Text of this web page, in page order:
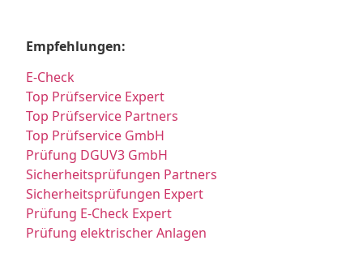
Empfehlungen:
E-Check
Top Prüfservice Expert
Top Prüfservice Partners
Top Prüfservice GmbH
Prüfung DGUV3 GmbH
Sicherheitsprüfungen Partners
Sicherheitsprüfungen Expert
Prüfung E-Check Expert
Prüfung elektrischer Anlagen